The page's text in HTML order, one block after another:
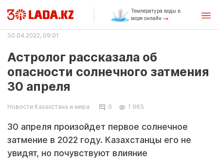
Температура воды в
море онлайн
30.04.2022, 09:01
Астролог рассказала об
опасности солнечного затмения
30 апреля
Новости Казахстана и мира 0 1 963
30 апреля произойдет первое солнечное
затмение в 2022 году. Казахстанцы его не
увидят, но почувствуют влияние